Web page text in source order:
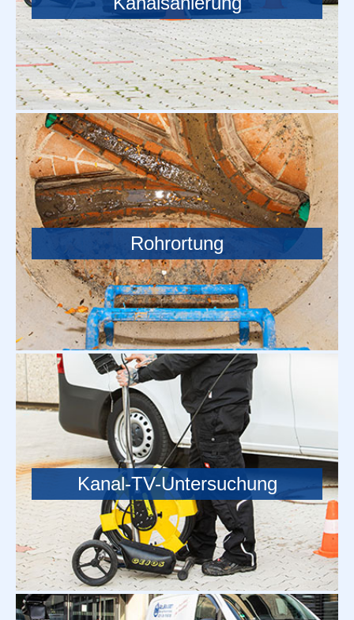
Rohrortung
Kanal-TV-Untersuchung